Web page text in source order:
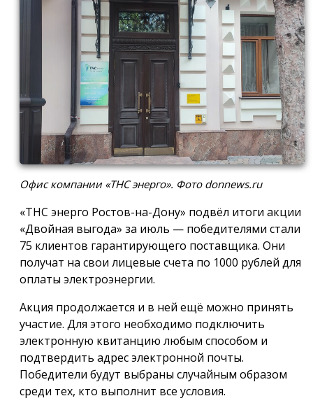
Офис компании «ТНС энерго». Фото donnews.ru
«ТНС энерго Ростов-на-Дону» подвёл итоги акции
«Двойная выгода» за июль — победителями стали
75 клиентов гарантирующего поставщика. Они
получат на свои лицевые счета по 1000 рублей для
оплаты электроэнергии.
Акция продолжается и в ней ещё можно принять
участие. Для этого необходимо подключить
электронную квитанцию любым способом и
подтвердить адрес электронной почты.
Победители будут выбраны случайным образом
среди тех, кто выполнит все условия.